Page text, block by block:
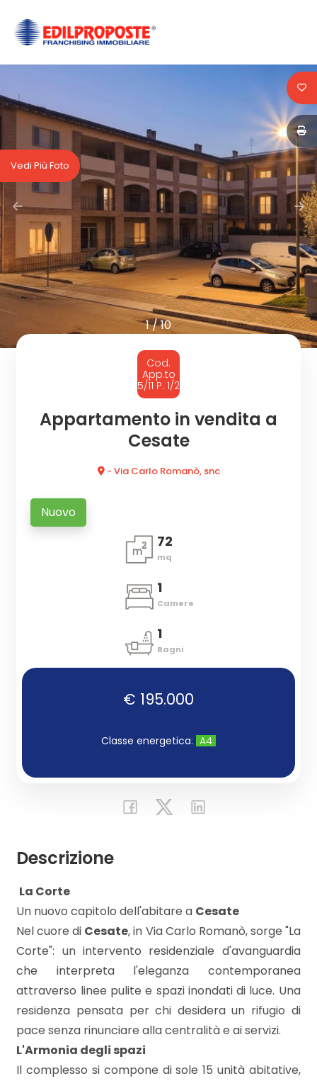
1/10
Vedi Più Foto
Cod.
App.to
5/11 P. 1/2
Appartamento in vendita a
Cesate
- Via Carlo Romanò, snc
Nuovo
72
mq
1
Camere
1
Bagni
€ 195.000
Classe energetica: A4
Descrizione
La Corte
Un nuovo capitolo dell'abitare a Cesate
Nel cuore di Cesate, in Via Carlo Romanò, sorge "La
Corte": un intervento residenziale d'avanguardia
che interpreta l'eleganza contemporanea
attraverso linee pulite e spazi inondati di luce. Una
residenza pensata per chi desidera un rifugio di
pace senza rinunciare alla centralità e ai servizi.
L'Armonia degli spazi
Il complesso si compone di sole 15 unità abitative,
HOME
SIAMO
AFFILIATI
VENDITA
AFFITTO
ACQUISIZIONE
Codice
Contratto
Qualsiasi
Affitto
Scegli
dove
Tipologia
Commerciali
Totale
mq